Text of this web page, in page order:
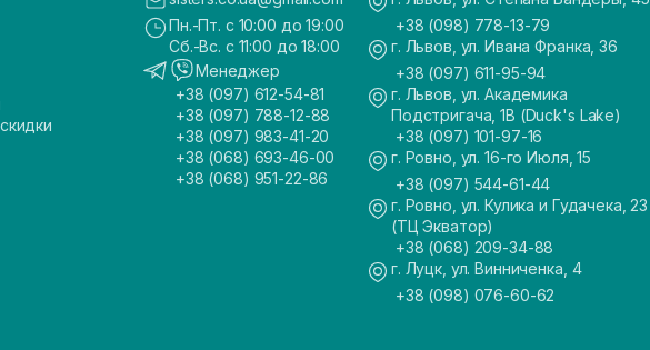
Пн.-Пт. с 10:00 до 19:00
Сб.-Вс. с 11:00 до 18:00
Менеджер
+38 (097) 612-54-81
+38 (097) 788-12-88
+38 (097) 983-41-20
+38 (068) 693-46-00
+38 (068) 951-22-86
+38 (098) 778-13-79
г. Львов, ул. Ивана Франка, 36
+38 (097) 611-95-94
г. Львов, ул. Академика
Подстригача, 1В (Duck's Lake)
+38 (097) 101-97-16
г. Ровно, ул. 16-го Июля, 15
+38 (097) 544-61-44
г. Ровно, ул. Кулика и Гудачека, 23
(ТЦ Экватор)
+38 (068) 209-34-88
г. Луцк, ул. Винниченка, 4
+38 (098) 076-60-62